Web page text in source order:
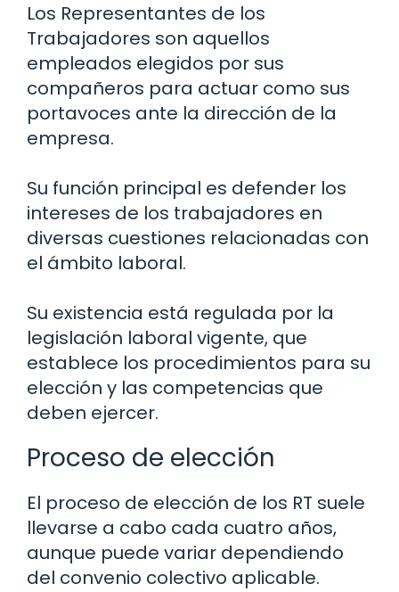
Los Representantes de los
Trabajadores son aquellos
empleados elegidos por sus
compañeros para actuar como sus
portavoces ante la dirección de la
empresa.
Su función principal es defender los
intereses de los trabajadores en
diversas cuestiones relacionadas con
el ámbito laboral.
Su existencia está regulada por la
legislación laboral vigente, que
establece los procedimientos para su
elección y las competencias que
deben ejercer.
Proceso de elección
El proceso de elección de los RT suele
llevarse a cabo cada cuatro años,
aunque puede variar dependiendo
del convenio colectivo aplicable.